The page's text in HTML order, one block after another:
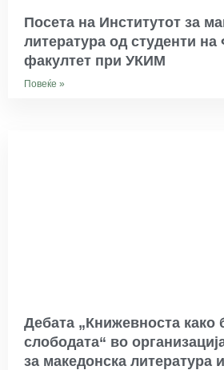
Посета на Институтот за
литература од студенти
факултет при УКИМ
Повеќе »
Дебата „Книжевноста како
слободата“ во
за македонска литература